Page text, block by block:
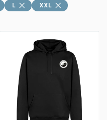
L
XXL